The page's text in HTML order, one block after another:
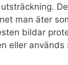
man äter
bildar
eller används